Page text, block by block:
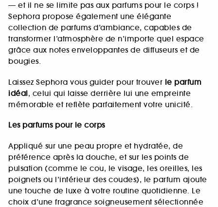
— et il ne se limite pas aux parfums pour le corps !
Sephora propose également une élégante
collection de parfums d’ambiance, capables de
transformer l’atmosphère de n’importe quel espace
grâce aux notes enveloppantes de diffuseurs et de
bougies.
Laissez Sephora vous guider pour trouver le parfum
idéal, celui qui laisse derrière lui une empreinte
mémorable et reflète parfaitement votre unicité.
Les parfums pour le corps
Appliqué sur une peau propre et hydratée, de
préférence après la douche, et sur les points de
pulsation (comme le cou, le visage, les oreilles, les
poignets ou l’intérieur des coudes), le parfum ajoute
une touche de luxe à votre routine quotidienne. Le
choix d’une fragrance soigneusement sélectionnée